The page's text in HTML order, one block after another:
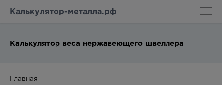
Калькулятор-металла.рф
Калькулятор веса нержавеющего швеллера
Главная